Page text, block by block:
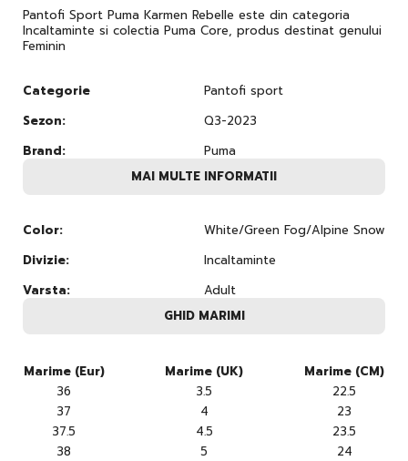
Pantofi Sport Puma Karmen Rebelle este din categoria
Incaltaminte si colectia Puma Core, produs destinat genului
Feminin
Categorie
Pantofi sport
Sezon:
Q3-2023
Brand:
Puma
MAI MULTE INFORMATII
Color:
White/Green Fog/Alpine Snow
Divizie:
Incaltaminte
Varsta:
Adult
GHID MARIMI
Marime (Eur) Marime (UK)
Marime (CM)
36
3.5
22.5
37
4
23
37.5
4.5
23.5
38
5
24